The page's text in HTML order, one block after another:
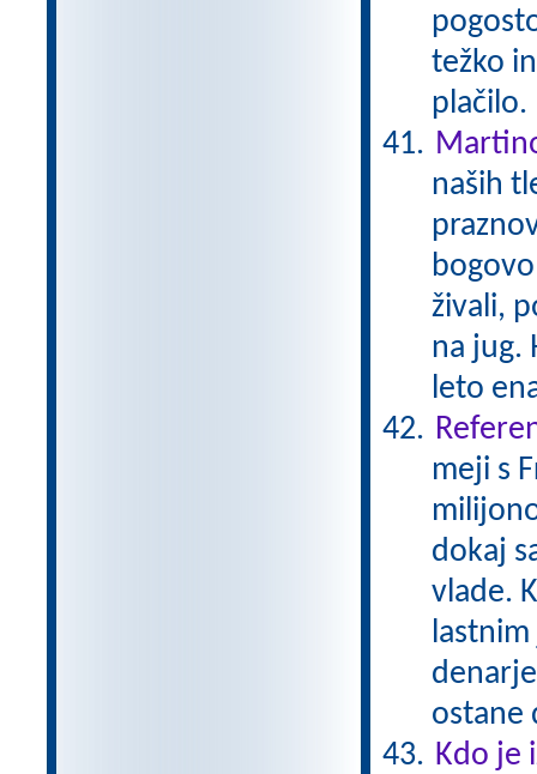
težko
naših
živali,
na jug.
leto
meji s
dokaj
vlade.
ostane
Kdo je